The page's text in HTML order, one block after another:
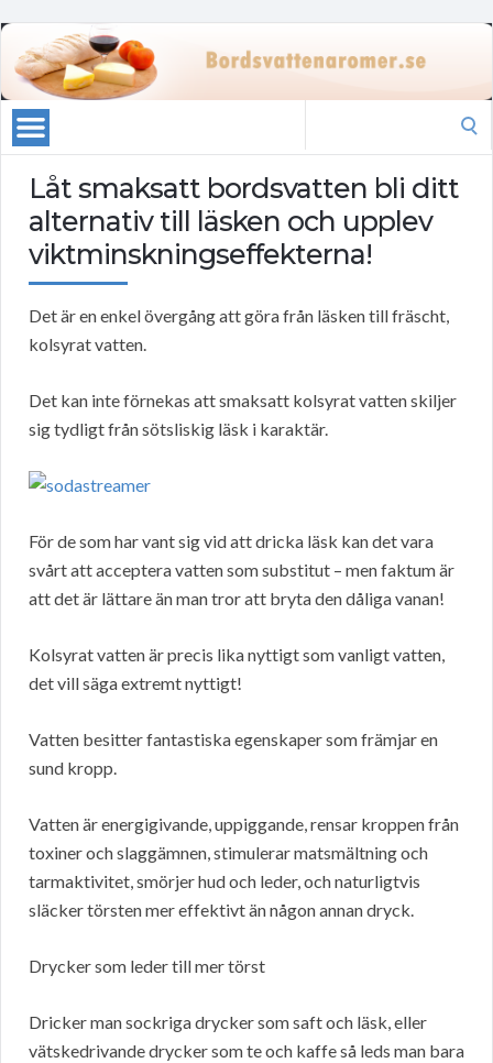
Låt smaksatt bordsvatten bli ditt
alternativ till läsken och upplev
viktminskningseffekterna!
Det är en enkel övergång att göra från läsken till fräscht,
kolsyrat vatten.
Det kan inte förnekas att smaksatt kolsyrat vatten skiljer
sig tydligt från sötsliskig läsk i karaktär.
För de som har vant sig vid att dricka läsk kan det vara
svårt att acceptera vatten som substitut – men faktum är
att det är lättare än man tror att bryta den dåliga vanan!
Kolsyrat vatten är precis lika nyttigt som vanligt vatten,
det vill säga extremt nyttigt!
Vatten besitter fantastiska egenskaper som främjar en
sund kropp.
Vatten är energigivande, uppiggande, rensar kroppen från
toxiner och slaggämnen, stimulerar matsmältning och
tarmaktivitet, smörjer hud och leder, och naturligtvis
släcker törsten mer effektivt än någon annan dryck.
Drycker som leder till mer törst
Dricker man sockriga drycker som saft och läsk, eller
vätskedrivande drycker som te och kaffe så leds man bara